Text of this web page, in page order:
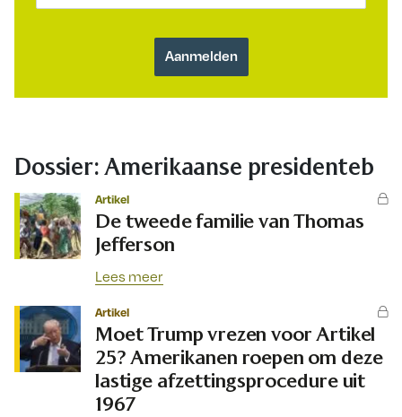
Dossier: Amerikaanse presidenteb
Artikel
De tweede familie van Thomas
Jefferson
Lees meer
Artikel
Moet Trump vrezen voor Artikel
25? Amerikanen roepen om deze
lastige afzettingsprocedure uit
1967